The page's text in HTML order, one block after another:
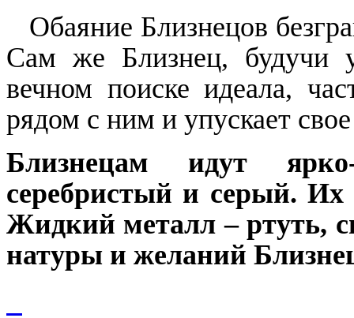
Обаяние Близнецов
Сам же Близнец, будучи
вечном поиске идеала,
рядом с ним и упускает свое
Близнецам идут
серебристый и серый.
Жидкий металл – ртуть,
натуры и желаний